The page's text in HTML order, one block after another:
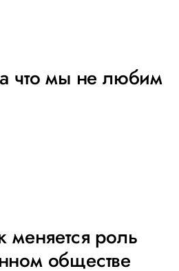
что мы не любим
меняется роль
обществе